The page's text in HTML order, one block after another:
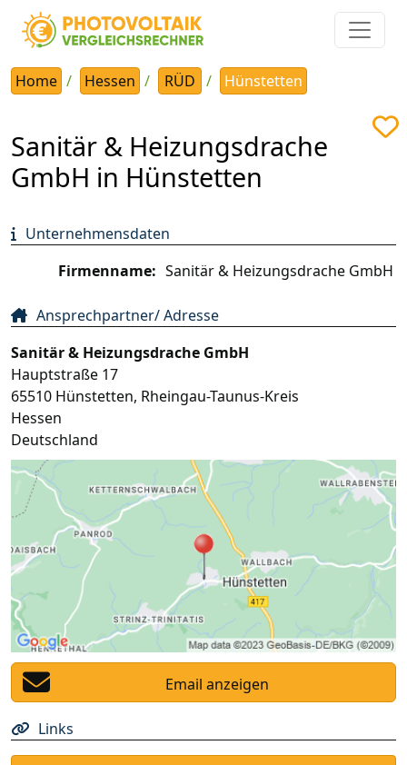
Home Hessen RÜD Hünstetten
Sanitär & Heizungsdrache
GmbH in Hünstetten
Unternehmensdaten
Firmenname: Sanitär & Heizungsdrache GmbH
Ansprechpartner/ Adresse
Sanitär & Heizungsdrache GmbH
Hauptstraße 17
65510 Hünstetten, Rheingau-Taunus-Kreis
Hessen
Deutschland
Email anzeigen
Links